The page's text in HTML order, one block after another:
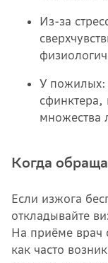
Из-за
У пожилых:
множества
Когда
Если изжога
откладывайте
На приёме врач
как часто